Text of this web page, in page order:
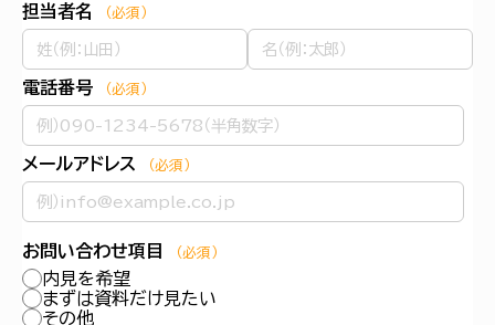
担当者名 （必須）
電話番号 （必須）
メールアドレス （必須）
お問い合わせ項目 （必須）
内見を希望
まずは資料だけ見たい
その他